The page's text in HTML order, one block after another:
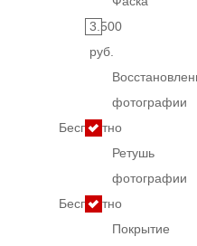
3.500
руб.
фотографии
Бесплатно
Ретушь
фотографии
Бесплатно
Покрытие